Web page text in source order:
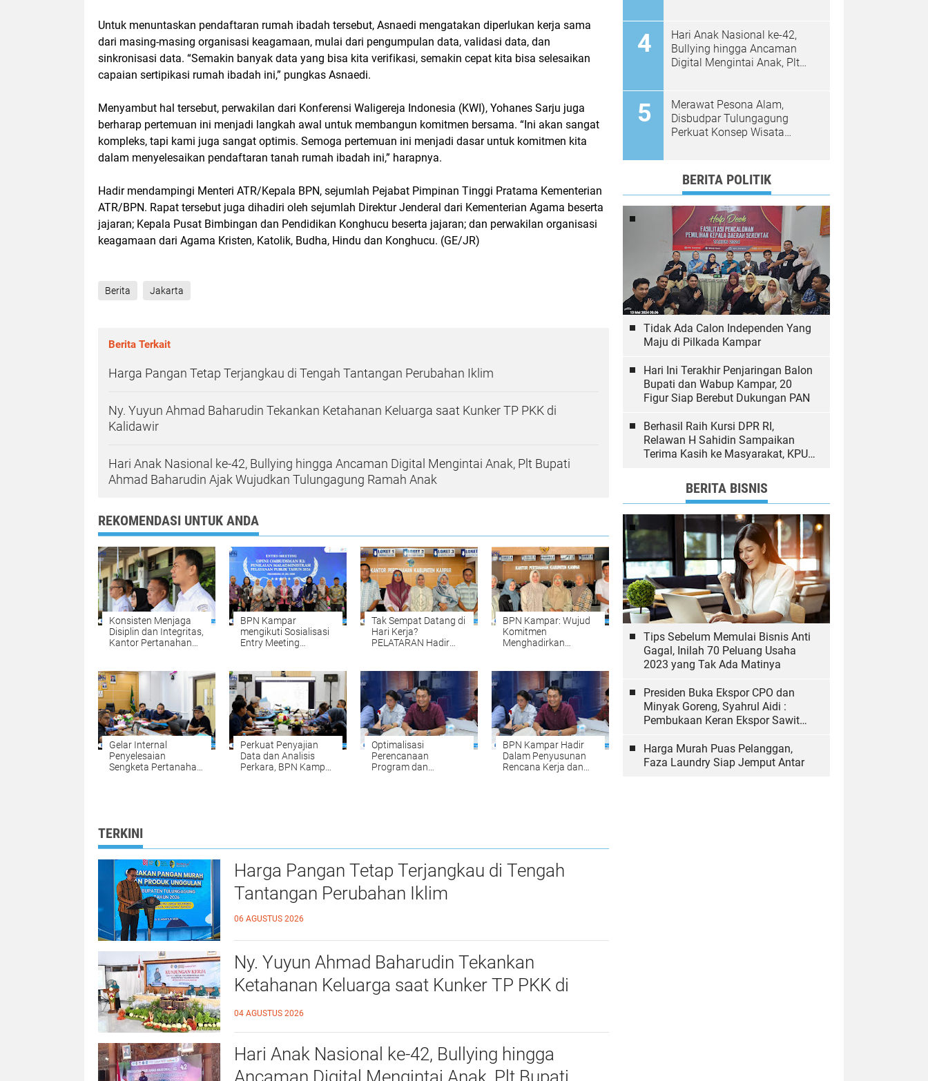
Untuk menuntaskan pendaftaran rumah ibadah tersebut, Asnaedi mengatakan diperlukan kerja sama
dari masing-masing organisasi keagamaan, mulai dari pengumpulan data, validasi data, dan
sinkronisasi data. “Semakin banyak data yang bisa kita verifikasi, semakin cepat kita bisa selesaikan
capaian sertipikasi rumah ibadah ini,” pungkas Asnaedi.
Menyambut hal tersebut, perwakilan dari Konferensi Waligereja Indonesia (KWI), Yohanes Sarju juga
berharap pertemuan ini menjadi langkah awal untuk membangun komitmen bersama. “Ini akan sangat
kompleks, tapi kami juga sangat optimis. Semoga pertemuan ini menjadi dasar untuk komitmen kita
dalam menyelesaikan pendaftaran tanah rumah ibadah ini,” harapnya.
Hadir mendampingi Menteri ATR/Kepala BPN, sejumlah Pejabat Pimpinan Tinggi Pratama Kementerian
ATR/BPN. Rapat tersebut juga dihadiri oleh sejumlah Direktur Jenderal dari Kementerian Agama beserta
jajaran; Kepala Pusat Bimbingan dan Pendidikan Konghucu beserta jajaran; dan perwakilan organisasi
keagamaan dari Agama Kristen, Katolik, Budha, Hindu dan Konghucu. (GE/JR)
Berita Jakarta
Berita Terkait
Harga Pangan Tetap Terjangkau di Tengah Tantangan Perubahan Iklim
Ny. Yuyun Ahmad Baharudin Tekankan Ketahanan Keluarga saat Kunker TP PKK di
Kalidawir
Hari Anak Nasional ke-42, Bullying hingga Ancaman Digital Mengintai Anak, Plt Bupati
Ahmad Baharudin Ajak Wujudkan Tulungagung Ramah Anak
REKOMENDASI UNTUK ANDA
Konsisten Menjaga
Disiplin dan Integritas,
Kantor Pertanahan
sebagai Penguatan
Budaya Kerja
Organisasi
BPN Kampar
mengikuti Sosialisasi
Entry Meeting
2026 yang
diselenggarakan oleh
Ombudsman RI
Tak Sempat Datang di
Hari Kerja?
PELATARAN Hadir
Tanah Setiap Sabtu
dan Minggu
BPN Kampar: Wujud
Komitmen
Menghadirkan
Mudah, Cepat, dan
Fleksibel
Gelar Internal
Penyelesaian
Sengketa Pertanahan:
Perkuat Penyajian
Data dan Analisis
Perkara, BPN Kampar
Optimalisasi
Perencanaan
Program dan
BPN Kampar Hadir
Dalam Penyusunan
Rencana Kerja dan
TERKINI
Harga Pangan Tetap Terjangkau di Tengah
Tantangan Perubahan Iklim
06 AGUSTUS 2026
Ny. Yuyun Ahmad Baharudin Tekankan
Ketahanan Keluarga saat Kunker TP PKK di
Kalidawir
04 AGUSTUS 2026
Hari Anak Nasional ke-42, Bullying hingga
Hari Anak Nasional ke-42,
Bullying hingga Ancaman
Digital Mengintai Anak, Plt
Ramah Anak
Merawat Pesona Alam,
Disbudpar Tulungagung
Perkuat Konsep Wisata
BERITA POLITIK
Tidak Ada Calon Independen Yang
Maju di Pilkada Kampar
Hari Ini Terakhir Penjaringan Balon
Bupati dan Wabup Kampar, 20
Figur Siap Berebut Dukungan PAN
Berhasil Raih Kursi DPR RI,
Relawan H Sahidin Sampaikan
Terima Kasih ke Masyarakat, KPU
BERITA BISNIS
Tips Sebelum Memulai Bisnis Anti
Gagal, Inilah 70 Peluang Usaha
2023 yang Tak Ada Matinya
Presiden Buka Ekspor CPO dan
Minyak Goreng, Syahrul Aidi :
Pembukaan Keran Ekspor Sawit
Harga Murah Puas Pelanggan,
Faza Laundry Siap Jemput Antar